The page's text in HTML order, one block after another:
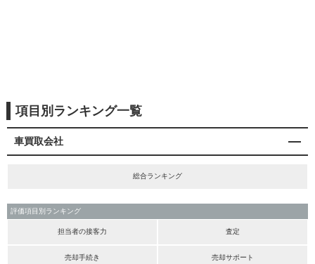
項目別ランキング一覧
車買取会社
総合ランキング
評価項目別ランキング
担当者の接客力 査定
売却手続き 売却サポート